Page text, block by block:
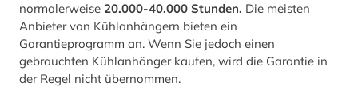
normalerweise 20.000-40.000 Stunden. Die meisten
Anbieter von Kühlanhängern bieten ein
Garantieprogramm an. Wenn Sie jedoch einen
gebrauchten Kühlanhänger kaufen, wird die Garantie in
der Regel nicht übernommen.